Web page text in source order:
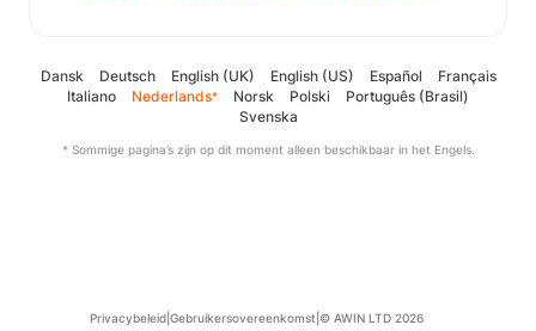
Dansk Deutsch English (UK) English (US) Español
Français
Italiano
Nederlands* Norsk Polski
Português (Brasil)
Svenska
* Sommige pagina’s zijn op dit moment alleen beschikbaar in het Engels.
Privacybeleid| Gebruikersovereenkomst © AWIN LTD 2026